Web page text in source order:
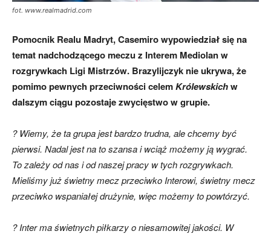
fot. www.realmadrid.com
Pomocnik Realu Madryt,Casemirowypowiedział się na
temat nadchodzącego meczu z Interem Mediolan w
rozgrywkach Ligi Mistrzów. Brazylijczyk nie ukrywa, że
pomimo pewnych przeciwności celemKrólewskichw
dalszym ciągu pozostaje zwycięstwo w grupie.
? Wiemy, że ta grupa jest bardzo trudna, ale chcemy być
pierwsi. Nadal jest na to szansa i wciąż możemy ją wygrać.
To zależy od nas i od naszej pracy w tych rozgrywkach.
Mieliśmy już świetny mecz przeciwko Interowi, świetny mecz
przeciwko wspaniałej drużynie, więc możemy to powtórzyć.
? Inter ma świetnych piłkarzy o niesamowitej jakości. W